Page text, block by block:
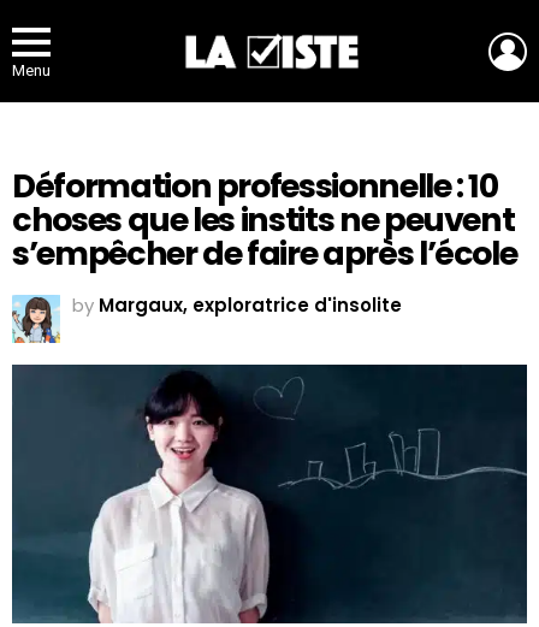
Menu
Déformation professionnelle : 10
choses que les instits ne peuvent
s’empêcher de faire après l’école
by Margaux, exploratrice d'insolite